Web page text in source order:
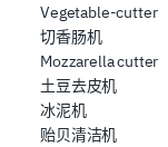
Vegetable-cutter
切香肠机
Mozzarella cutter
土豆去皮机
冰泥机
贻贝清洁机